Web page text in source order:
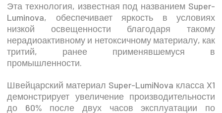
Эта технология, известная под названием Super-
Luminova, обеспечивает яркость в условиях
низкой освещенности благодаря такому
нерадиоактивному и нетоксичному материалу, как
тритий, ранее применявшемуся в
промышленности.
Швейцарский материал Super-LumiNova класса X1
демонстрирует увеличение производительности
до 60% после двух часов эксплуатации по